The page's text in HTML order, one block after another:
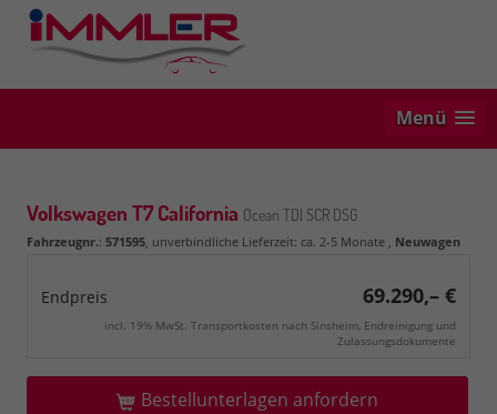
Menü
Volkswagen T7 California Ocean TDI SCR DSG
Fahrzeugnr.: 571595, unverbindliche Lieferzeit: ca. 2-5 Monate , Neuwagen
Endpreis 69.290,– €
incl. 19% MwSt. Transportkosten nach Sinsheim, Endreinigung und
Zulassungsdokumente
Bestellunterlagen anfordern